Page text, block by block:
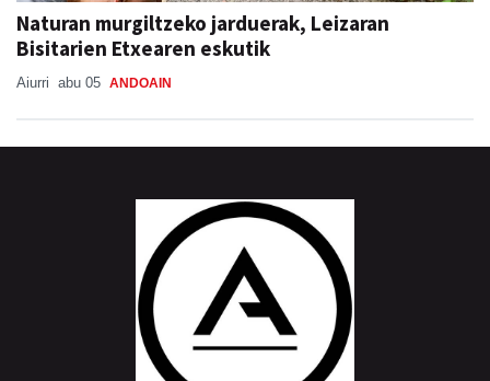
Naturan murgiltzeko jarduerak, Leizaran
Bisitarien Etxearen eskutik
Aiurri abu 05 ANDOAIN